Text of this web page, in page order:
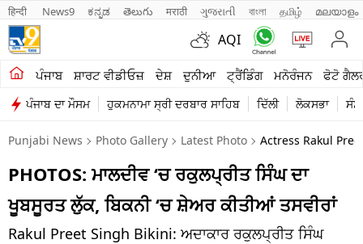
हिन्दी News9 ಕನ್ನಡ తెలుగు मराठी ગુજરાતી বাংলা தமிழ் മലയാളം
AQI
ਪੰਜਾਬ ਸ਼ਾਰਟ ਵੀਡੀਓਜ਼ ਦੇਸ਼ ਦੁਨੀਆ ਟ੍ਰੈਂਡਿੰਗ ਮਨੋਰੰਜਨ ਫੋਟੋ
ਪੰਜਾਬ ਦਾ ਮੌਸਮ ਹੁਕਮਨਾਮਾ ਸ੍ਰੀ ਦਰਬਾਰ ਸਾਹਿਬ ਦਿੱਲੀ ਲੋਕਸਭਾ
ਖੇਤੀਬਾੜੀ
ਸ਼ਾਰਟ ਵੀਡੀਓਜ਼
ਕਾਰੋਬਾਰ
ਕਰਿਅਰ
ਮਨੋਰੰਜਨ
Punjabi News Photo Gallery Latest Photo Actress Rakul
PHOTOS: ਮਾਲਦੀਵ ‘ਚ ਰਕੁਲਪ੍ਰੀਤ ਸਿੰਘ ਦਾ
ਖੂਬਸੂਰਤ ਲੁੱਕ, ਬਿਕਨੀ ‘ਚ ਸ਼ੇਅਰ ਕੀਤੀਆਂ ਤਸਵੀਰਾਂ
Rakul Preet Singh Bikini: ਅਦਾਕਾਰ ਰਕੁਲਪ੍ਰੀਤ ਸਿੰਘ